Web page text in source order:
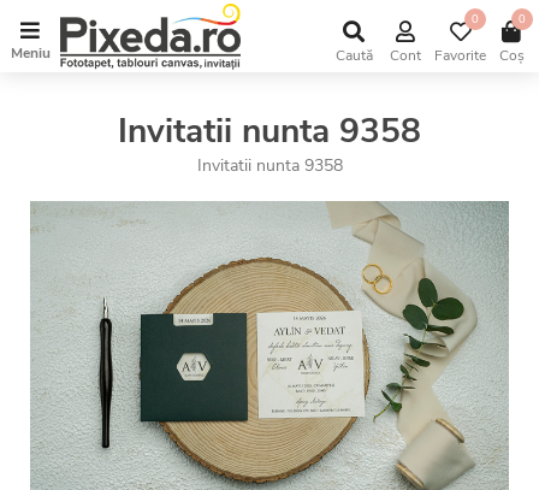
Meniu Caută Cont Favorite
0
Coș
0
Invitatii nunta 9358
Invitatii nunta 9358